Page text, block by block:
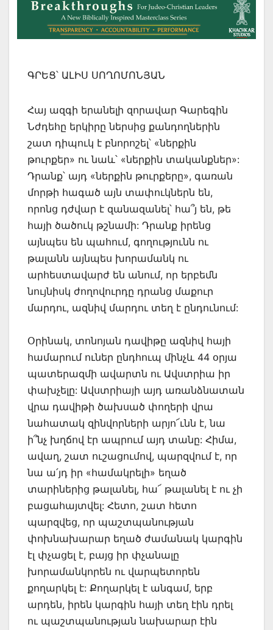
ԳՐԵՑ՝ ԱԼԻՍ ՍՈՂՈՄՈՆՅԱՆ
Հայ ազգի երանելի զորավար Գարեգին
Նժդեհը երկիրը ներսից քանդողներին
շատ դիպուկ է բնորոշել՝ «ներքին
թուրքեր» ու նաև՝ «ներքին տականքներ»:
Դրանք՝ այդ «ներքին թուրքերը», գառան
մորթի հագած այն տափուկներն են,
որոնց դժվար է զանազանել՝ հա՞յ են, թե
հայի ծածուկ թշնամի: Դրանք իրենց
այնպես են պահում, գողությունն ու
թալանն այնպես խորամանկ ու
արհեստավարժ են անում, որ երբեմն
նույնիսկ ժողովուրդը դրանց մաքուր
մարդու, ազնիվ մարդու տեղ է ընդունում:
Օրինակ, տոնոյան դավիթը ազնիվ հայի
համարում ուներ ընդհուպ մինչև 44 օրյա
պատերազմի ավարտն ու Ավստրիա իր
փախչելը: Ավստրիայի այդ առանձնատան
վրա դավիթի ծախսած փողերի վրա
նահատակ զինվորների արյո՜ւնն է, նա
ի՞նչ խղճով էր ապրում այդ տանը: Հիմա,
ավաղ, շատ ուշացումով, պարզվում է, որ
նա ա՛յդ իր «համակրելի» եղած
տարիներից թալանել, հա՜ թալանել է ու չի
բացահայտվել: Հետո, շատ հետո
պարզվեց, որ պաշտպանության
փոխնախարար եղած ժամանակ կարգին
էլ փչացել է, բայց իր փչանալը
խորամանկորեն ու վարպետորեն
քողարկել է: Քողարկել է անգամ, երբ
արդեն, իրեն կարգին հայի տեղ էին դրել
ու պաշտպանության նախարար էին